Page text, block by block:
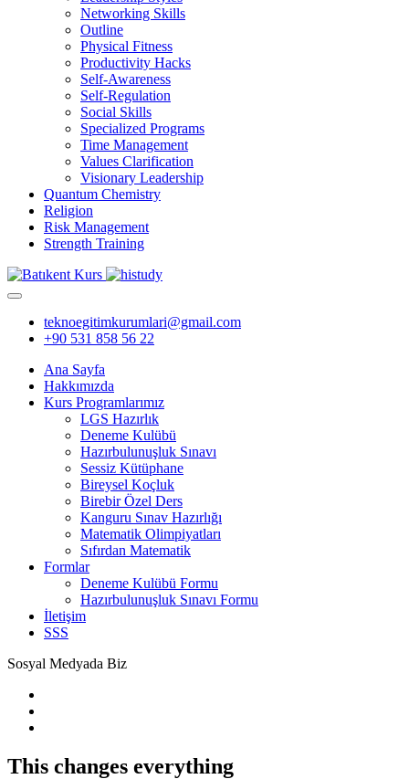
Networking Skills
Outline
Physical Fitness
Productivity Hacks
Self-Awareness
Self-Regulation
Social Skills
Specialized Programs
Time Management
Values Clarification
Visionary Leadership
Quantum Chemistry
Religion
Risk Management
Strength Training
teknoegitimkurumlari@gmail.com
+90 531 858 56 22
Ana Sayfa
Hakkımızda
Kurs Programlarımız
LGS Hazırlık
Deneme Kulübü
Hazırbulunuşluk Sınavı
Sessiz Kütüphane
Bireysel Koçluk
Birebir Özel Ders
Kanguru Sınav Hazırlığı
Matematik Olimpiyatları
Sıfırdan Matematik
Formlar
Deneme Kulübü Formu
Hazırbulunuşluk Sınavı Formu
İletişim
SSS
Sosyal Medyada Biz
This changes everything